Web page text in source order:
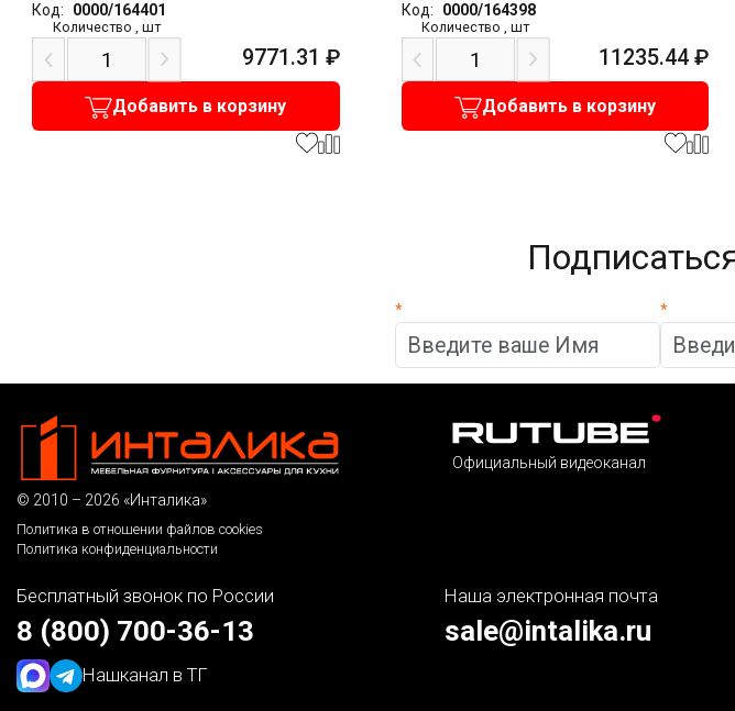
Код:
0000/164401
Количество , шт
9771.31 ₽
Добавить в корзину
Код:
0000/164398
Количество ,шт
11235.44 ₽
Добавить в корзину
* *
© 2010 – 2026 «Инталика»
Политика в отношении файлов cookies
Политика конфиденциальности
Официальный видеоканал
Бесплатный звонок по России
8 (800) 700-36-13
Нашканал в ТГ
Наша электронная почта
sale@intalika.ru